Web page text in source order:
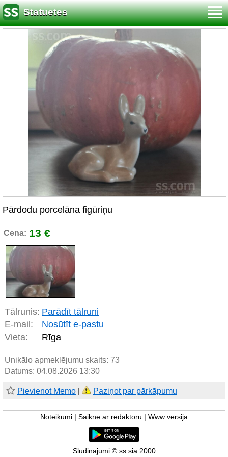
Statuetes
Pārdodu porcelāna figūriņu
Cena: 13 €
Tālrunis: Parādīt tālruni
E-mail:
Nosūtīt e-pastu
Vieta:
Rīga
Unikālo apmeklējumu skaits: 73
Datums: 04.08.2026 13:30
Pievienot Memo Paziņot par pārkāpumu
Noteikumi Saikne ar redaktoru Www versija
Sludinājumi © ss sia 2000